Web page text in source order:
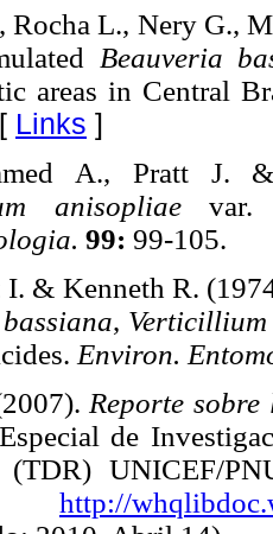
Rocha L., Nery G.,
Beauveria
areas in Central
Links ]
A., Pratt J.
anisopliaevar.
99: 99-105.
I. & Kenneth R.
,
Environ.
Reporte
de
(TDR) UNICEF/
http://